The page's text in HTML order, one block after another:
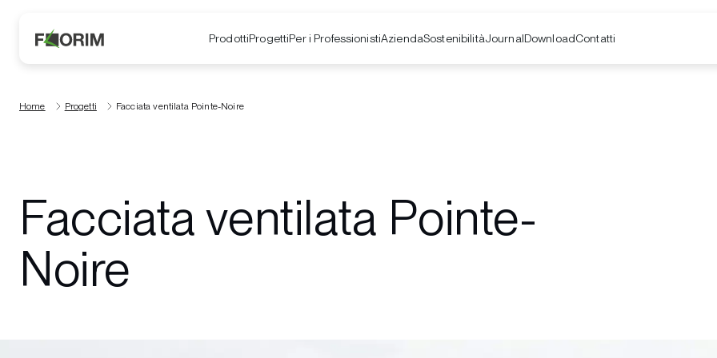
ProdottiProgettiPer i ProfessionistiAziendaSostenibilitàJournalDownloadContatti
Home Progetti Facciata ventilata Pointe-Noire
Facciata ventilata Pointe-
Noire